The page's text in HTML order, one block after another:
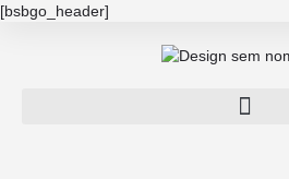
[bsbgo_header]